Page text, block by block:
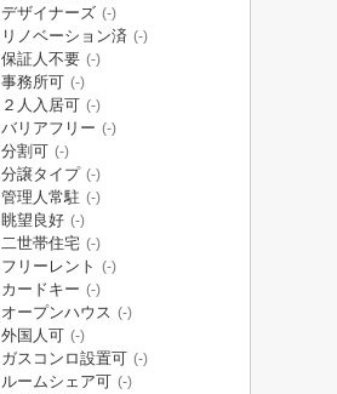
デザイナーズ (-)
リノベーション済 (-)
保証人不要 (-)
事務所可 (-)
２人入居可 (-)
バリアフリー (-)
分割可 (-)
分譲タイプ (-)
管理人常駐 (-)
眺望良好 (-)
二世帯住宅 (-)
フリーレント (-)
カードキー (-)
オープンハウス (-)
外国人可 (-)
ガスコンロ設置可 (-)
ルームシェア可 (-)